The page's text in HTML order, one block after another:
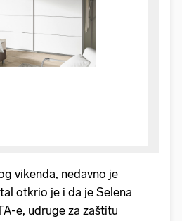
vikenda, nedavno je
otkrio je i da je Selena
e, udruge za zaštitu